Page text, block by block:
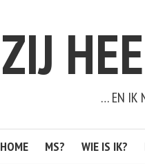
ZIJ
… EN IK
HOME MS? WIE IS IK?